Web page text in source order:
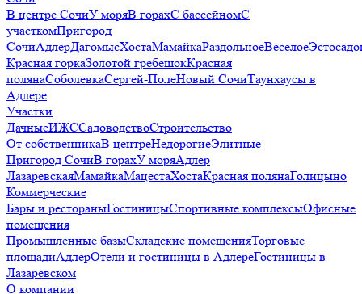
В центре СочиУ моряВ горахС бассейномС
участкомПригород
СочиАдлерДагомысХостаМамайкаРаздольноеВеселое
Красная горкаЗолотой гребешокКрасная
полянаСоболевкаСергей-ПолеНовый СочиТаунхаусы в
Адлере
Участки
ДачныеИЖССадоводствоСтроительство
От собственникаВ центреНедорогиеЭлитные
Пригород СочиВ горахУ моряАдлер
ЛазаревскаяМамайкаМацестаХостаКрасная полянаГолицыно
Коммерческие
Бары и рестораныГостиницыСпортивные комплексыОфисные
помещения
Промышленные базыСкладские помещенияТорговые
площадиАдлерОтели и гостиницы в АдлереГостиницы в
Лазаревском
О компании